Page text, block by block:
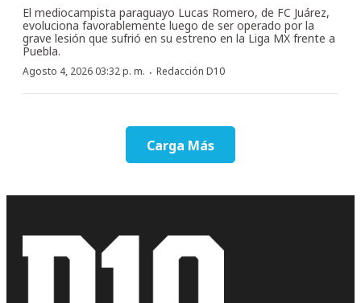
El mediocampista paraguayo Lucas Romero, de FC Juárez,
evoluciona favorablemente luego de ser operado por la
grave lesión que sufrió en su estreno en la Liga MX frente a
Puebla.
Agosto 4, 2026 03:32 p. m. · Redacción D10
Carga Más